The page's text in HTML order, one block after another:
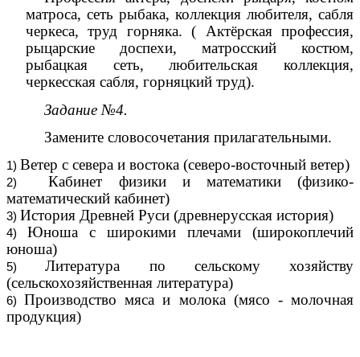
матроса, сеть рыбака, коллекция любителя, сабля
черкеса, труд горняка. ( Актёрская профессия,
рыцарские доспехи, матросский костюм,
рыбацкая сеть, любительская коллекция,
черкесская сабля, горняцкий труд).
Задание №4.
Замените словосочетания прилагательными.
Ветер с севера и востока (северо-восточный ветер)
Кабинет физики и математики (физико-
математический кабинет)
История Древней Руси (древнерусская история)
Юноша с широкими плечами (широкоплечий
юноша)
Литература по сельскому хозяйству
(сельскохозяйственная литература)
Производство мяса и молока (мясо - молочная
продукция)